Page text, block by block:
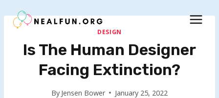
to
DESIGN
Is The Human Designer
Facing Extinction?
By Jensen Bower January 25, 2022